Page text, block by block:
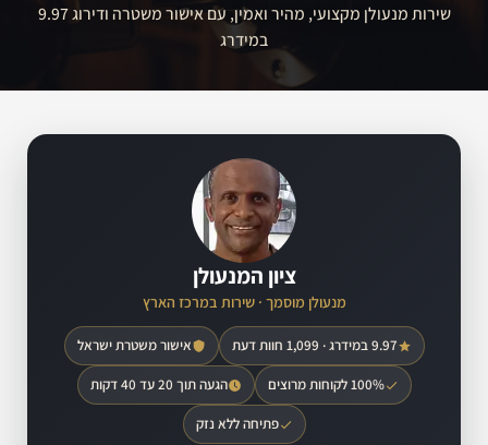
רמלה
שירות מנעולן מקצועי, מהיר ואמין, עם אישור משטרה ודירוג 9.97
במידרג
ציון המנעולן
מנעולן מוסמך · שירות במרכז הארץ
9.97 במידרג · 1,099 חוות דעת אישור משטרת ישראל
100% לקוחות מרוצים הגעה תוך 20 עד 40 דקות
פתיחה ללא נזק